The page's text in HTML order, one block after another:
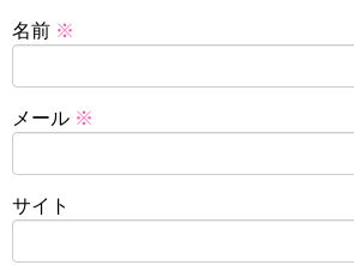
名前 ※
メール ※
サイト